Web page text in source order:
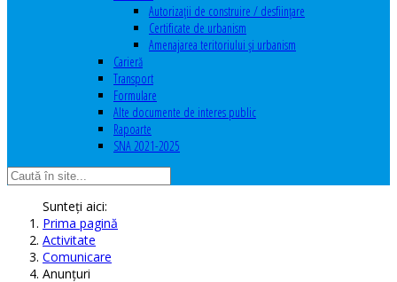
Autorizații de construire / desființare
Certificate de urbanism
Amenajarea teritoriului şi urbanism
Carieră
Transport
Formulare
Alte documente de interes public
Rapoarte
SNA 2021-2025
Sunteți aici:
Prima pagină
Activitate
Comunicare
Anunţuri